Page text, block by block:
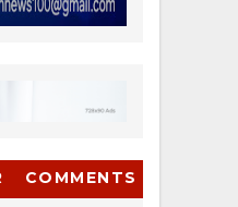
COMMENTS